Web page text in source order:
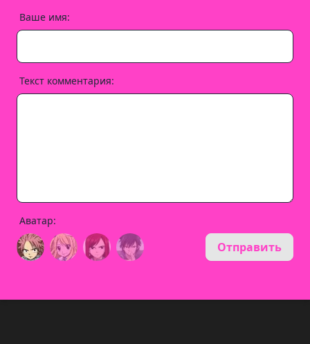
Ваше имя:
Текст комментария:
Аватар:
Отправить